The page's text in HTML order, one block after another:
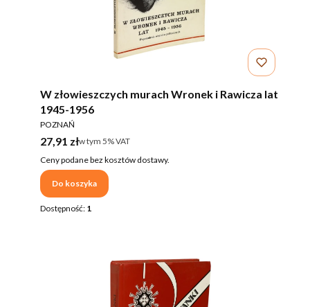
W złowieszczych murach Wronek i Rawicza lat
1945-1956
PRODUCENT
POZNAŃ
Cena brutto
27,91 złw tym %s VAT
w tym 5%VAT
Ceny podane bez kosztów dostawy.
Do koszyka
Dostępność: 1